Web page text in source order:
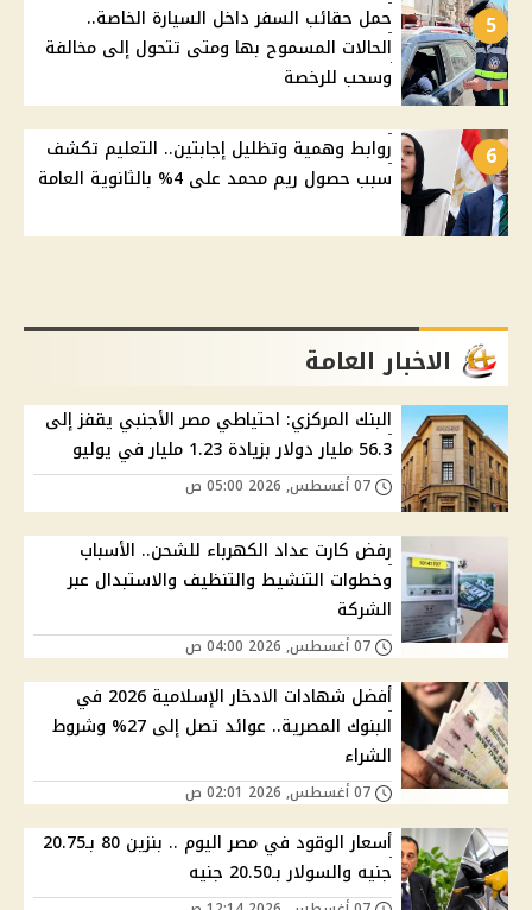
5
حمل حقائب السفر داخل السيارة الخاصة..
الحالات المسموح بها ومتى تتحول إلى مخالفة
وسحب للرخصة
6
روابط وهمية وتظليل إجابتين.. التعليم تكشف
سبب حصول ريم محمد على 4% بالثانوية العامة
الاخبار العامة
البنك المركزي: احتياطي مصر الأجنبي يقفز إلى
56.3 مليار دولار بزيادة 1.23 مليار في يوليو
رفض كارت عداد الكهرباء للشحن.. الأسباب
وخطوات التنشيط والتنظيف والاستبدال عبر
الشركة
أفضل شهادات الادخار الإسلامية 2026 في
البنوك المصرية.. عوائد تصل إلى 27% وشروط
الشراء
أسعار الوقود في مصر اليوم .. بنزين 80 بـ20.75
جنيه والسولار بـ20.50 جنيه